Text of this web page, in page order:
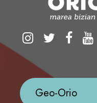
Geo-Orio